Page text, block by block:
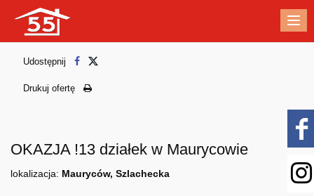
Udostępnij
Drukuj ofertę
OKAZJA !13 działek w Maurycowie
lokalizacja: Mauryców, Szlachecka